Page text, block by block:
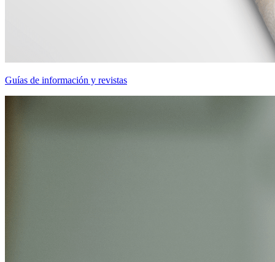
Guías de información y revistas